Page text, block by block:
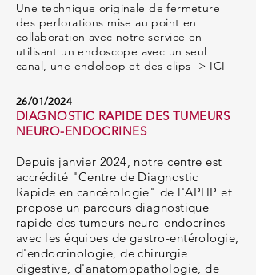
Une technique originale de fermeture
des perforations mise au point en
collaboration avec notre service en
utilisant un endoscope avec un seul
canal, une endoloop et des clips -> ICI
26/01/2024
DIAGNOSTIC RAPIDE DES TUMEURS
NEURO-ENDOCRINES
Depuis janvier 2024, notre centre est
accrédité "Centre de Diagnostic
Rapide en cancérologie" de l'APHP et
propose un parcours diagnostique
rapide des tumeurs neuro-endocrines
avec leséquipes de gastro-entérologie,
d'endocrinologie, de chirurgie
digestive, d'anatomopathologie, de